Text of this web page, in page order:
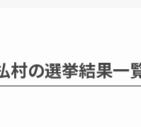
村の選挙結果一